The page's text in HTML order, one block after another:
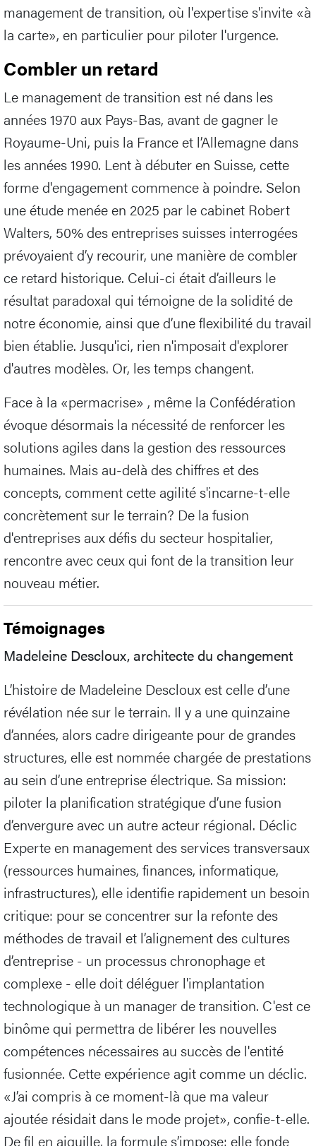
management de transition, où l'expertise s'invite «à
la carte», en particulier pour piloter l'urgence.
Combler un retard
Le management de transition est né dans les
années 1970 aux Pays-Bas, avant de gagner le
Royaume-Uni, puis la France et l’Allemagne dans
les années 1990. Lent à débuter en Suisse, cette
forme d'engagement commence à poindre. Selon
une étude menée en 2025 par le cabinet Robert
Walters, 50% des entreprises suisses interrogées
prévoyaient d’y recourir, une manière de combler
ce retard historique. Celui-ci était d’ailleurs le
résultat paradoxal qui témoigne de la solidité de
notre économie, ainsi que d’une flexibilité du travail
bien établie. Jusqu'ici, rien n'imposait d'explorer
d'autres modèles. Or, les temps changent.
Face à la «permacrise» , même la Confédération
évoque désormais la nécessité de renforcer les
solutions agiles dans la gestion des ressources
humaines. Mais au-delà des chiffres et des
concepts, comment cette agilité s'incarne-t-elle
concrètement sur le terrain? De la fusion
d'entreprises aux défis du secteur hospitalier,
rencontre avec ceux qui font de la transition leur
nouveau métier.
Témoignages
Madeleine Descloux, architecte du changement
L’histoire de Madeleine Descloux est celle d’une
révélation née sur le terrain. Il y a une quinzaine
d’années, alors cadre dirigeante pour de grandes
structures, elle est nommée chargée de prestations
au sein d’une entreprise électrique. Sa mission:
piloter la planification stratégique d’une fusion
d’envergure avec un autre acteur régional. Déclic
Experte en management des services transversaux
(ressources humaines, finances, informatique,
infrastructures), elle identifie rapidement un besoin
critique: pour se concentrer sur la refonte des
méthodes de travail et l’alignement des cultures
d’entreprise - un processus chronophage et
complexe - elle doit déléguer l'implantation
technologique à un manager de transition. C'est ce
binôme qui permettra de libérer les nouvelles
compétences nécessaires au succès de l'entité
fusionnée. Cette expérience agit comme un déclic.
«J’ai compris à ce moment-là que ma valeur
ajoutée résidait dans le mode projet», confie-t-elle.
De fil en aiguille, la formule s’impose: elle fonde